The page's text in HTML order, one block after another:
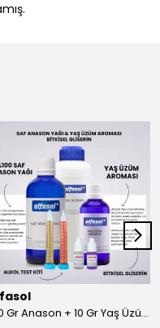
100 Gr Anason + 10 Gr Yaş Üzüm + 250 Gr Gliserin + Alkol Test Kiti